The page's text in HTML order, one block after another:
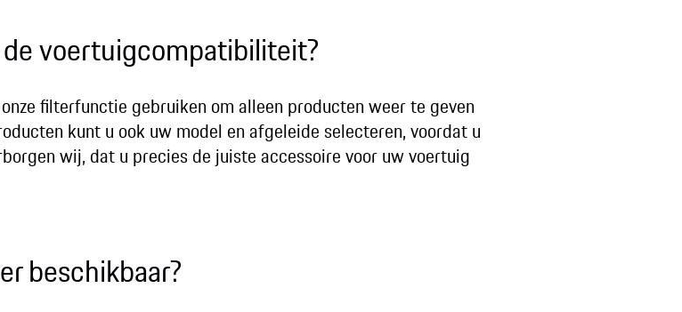
voertuigcompatibiliteit?
filterfunctie gebruiken om alleen producten weer te geven
kunt u ook uw model en afgeleide selecteren, voordat u
wij, dat u precies de juiste accessoire voor uw voertuig
beschikbaar?